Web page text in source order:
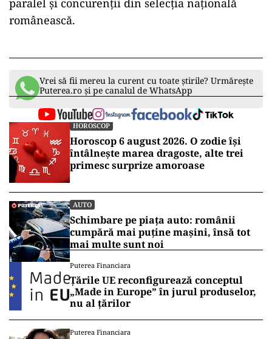
paralel și concurenții din selecția națională
românească.
Vrei să fii mereu la curent cu toate știrile? Urmărește
Puterea.ro și pe canalul de WhatsApp
HOROSCOP
Horoscop 6 august 2026. O zodie își
întâlnește marea dragoste, alte trei
primesc surprize amoroase
AUTO
Schimbare pe piața auto: românii
cumpără mai puține mașini, însă tot
mai multe sunt noi
Puterea Financiara
Țările UE reconfigurează conceptul
„Made in Europe” în jurul produselor,
nu al țărilor
Puterea Financiara